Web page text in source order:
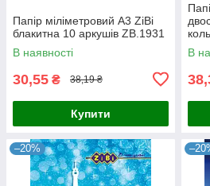
Папір міліметровий А3 ZiBi
блакитна 10 аркушів ZB.1931
В наявності
30,55 ₴ 38,19 ₴
Купити
В
–20%